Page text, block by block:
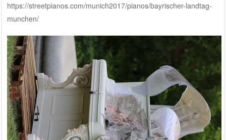
https://streetpianos.com/munich2017/pianos/bayrischer-landtag-
munchen/